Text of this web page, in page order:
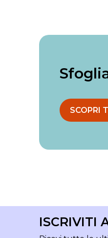
SCOPRI
ISCRIVITI